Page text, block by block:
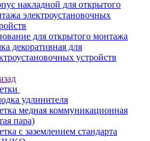
накладной для открытого
электроустановочных
для открытого монтажа
декоративная для
устройств
удлинителя
медная коммуникационная
пара)
с заземлением стандарта